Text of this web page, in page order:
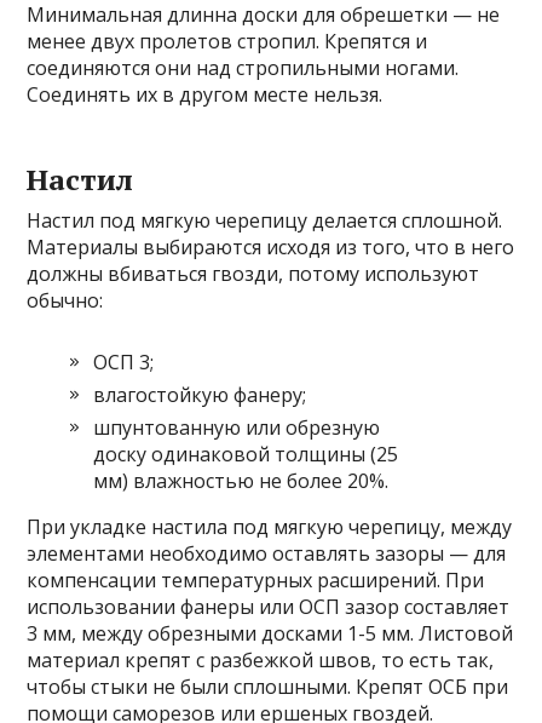
Минимальная длинна доски для обрешетки — не
менее двух пролетов стропил. Крепятся и
соединяются они над стропильными ногами.
Соединять их в другом месте нельзя.
Настил
Настил под мягкую черепицу делается сплошной.
Материалы выбираются исходя из того, что в него
должны вбиваться гвозди, потому используют
обычно:
ОСП 3;
влагостойкую фанеру;
шпунтованную или обрезную
доску одинаковой толщины (25
мм) влажностью не более 20%.
При укладке настила под мягкую черепицу, между
элементами необходимо оставлять зазоры — для
компенсации температурных расширений. При
использовании фанеры или ОСП зазор составляет
3 мм, между обрезными досками 1-5 мм. Листовой
материал крепят с разбежкой швов, то есть так,
чтобы стыки не были сплошными. Крепят ОСБ при
помощи саморезов или ершеных гвоздей.